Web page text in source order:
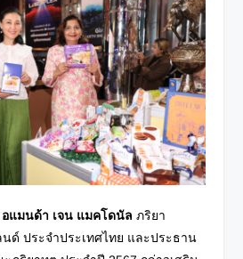
มนด้า เจน แมคโดนัลภริยา
ด์ ประจำประเทศไทย และประธาน